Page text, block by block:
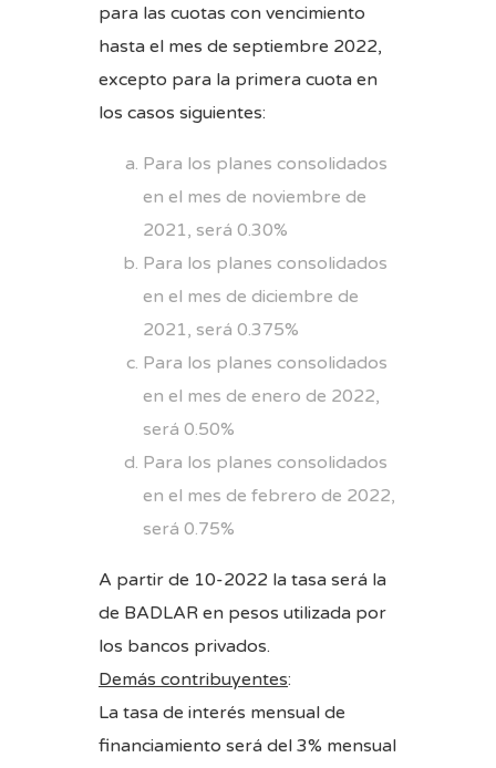
para las cuotas con vencimiento
hasta el mes de septiembre 2022,
excepto para la primera cuota en
los casos siguientes:
Para los planes consolidados
en el mes de noviembre de
2021, será 0.30%
Para los planes consolidados
en el mes de diciembre de
2021, será 0.375%
Para los planes consolidados
en el mes de enero de 2022,
será 0.50%
Para los planes consolidados
en el mes de febrero de 2022,
será 0.75%
A partir de 10-2022 la tasa será la
de BADLAR en pesos utilizada por
los bancos privados.
Demás contribuyentes:
La tasa de interés mensual de
financiamiento será del 3% mensual